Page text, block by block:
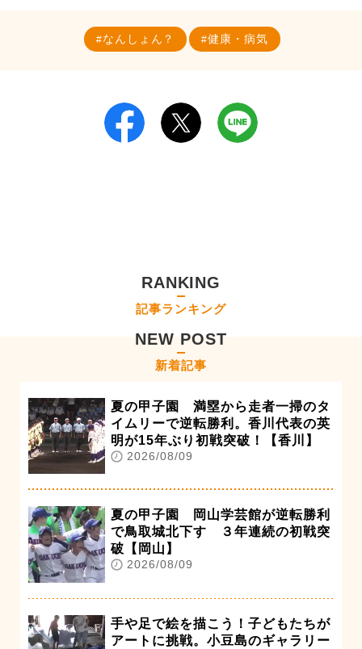
なんしょん？ 健康・病気
RANKING
記事ランキング
NEW POST
新着記事
夏の甲子園 満塁から走者一掃のタ
イムリーで逆転勝利。香川代表の英
明が15年ぶり初戦突破！【香川】
2026/08/09
夏の甲子園 岡山学芸館が逆転勝利
で鳥取城北下す ３年連続の初戦突
破【岡山】
2026/08/09
手や足で絵を描こう！子どもたちが
アートに挑戦。小豆島のギャラリー